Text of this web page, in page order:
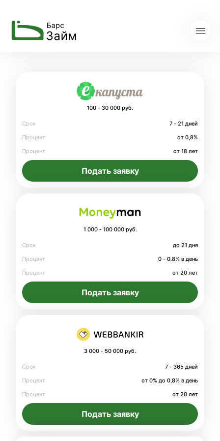
100 - 30 000 руб.
Срок
7 - 21 дней
Процент
от 0,8%
Процент
от 18 лет
Подать заявку
1 000 - 100 000 руб.
Срок
до 21 дня
Процент
0 - 0.8% в день
Процент
от 20 лет
Подать заявку
3 000 - 50 000 руб.
Срок
7 - 365 дней
Процент
от 0% до 0,8% в день
Процент
от 20 лет
Подать заявку